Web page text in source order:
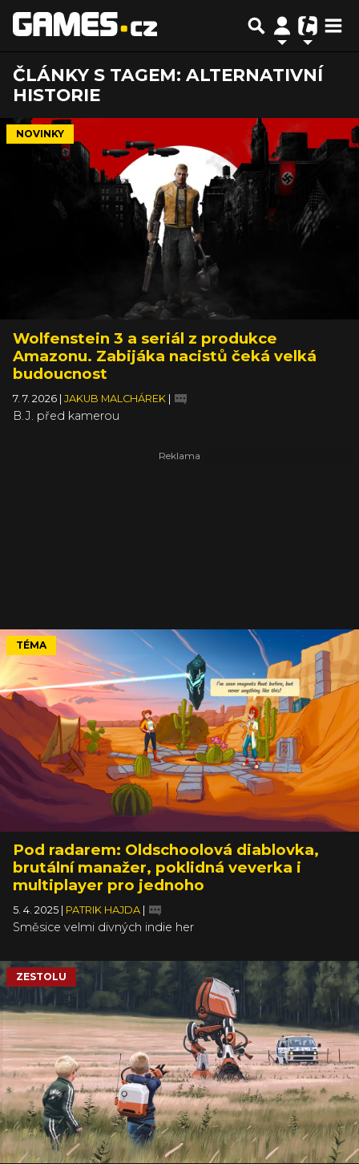
ČLÁNKY S TAGEM: ALTERNATIVNÍ
HISTORIE
NOVINKY
Wolfenstein 3 a seriál z produkce
Amazonu. Zabijáka nacistů čeká velká
budoucnost
7. 7. 2026 JAKUB MALCHÁREK
B.J. před kamerou
TÉMA
Pod radarem: Oldschoolová diablovka,
brutální manažer, poklidná veverka i
multiplayer pro jednoho
5. 4. 2025 PATRIK HAJDA
Směsice velmi divných indie her
ZESTOLU